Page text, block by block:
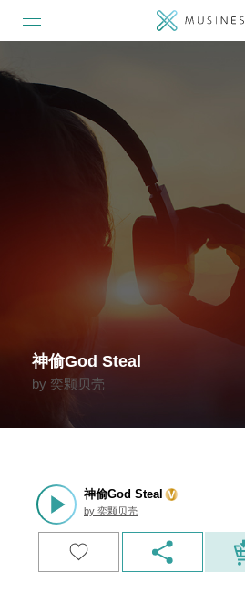
神偷God Steal
by 奕颗贝壳
神偷God Steal
by 奕颗贝壳